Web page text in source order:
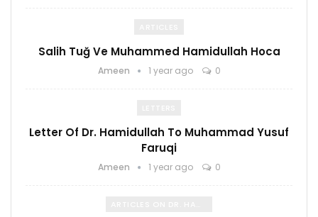
Salih Tuğ Ve Muhammed Hamidullah Hoca
Ameen 1 year ago 0
Letter Of Dr. Hamidullah To Muhammad Yusuf
Faruqi
Ameen 1 year ago 0